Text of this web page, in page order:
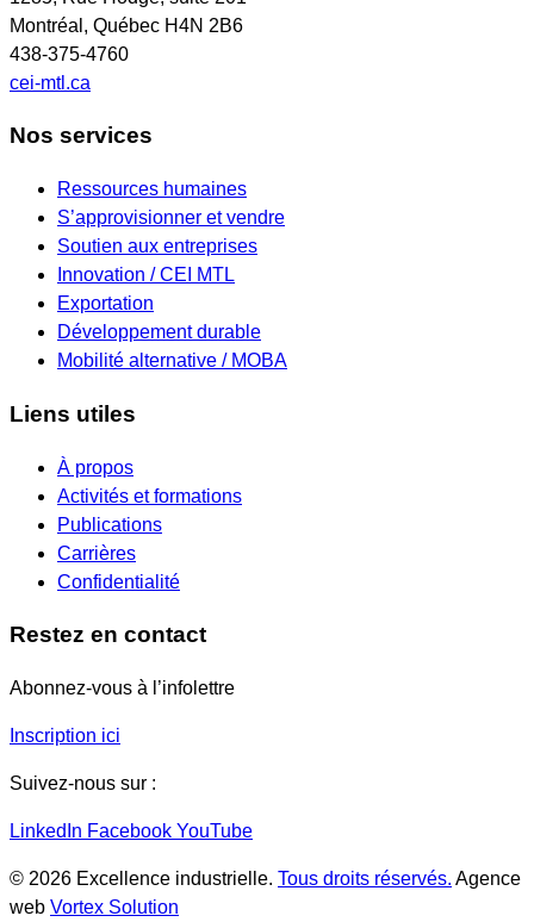
Montréal, Québec H4N 2B6
438-375-4760
cei-mtl.ca
Nos services
Ressources humaines
S’approvisionner et vendre
Soutien aux entreprises
Innovation / CEI MTL
Exportation
Développement durable
Mobilité alternative / MOBA
Liens utiles
À propos
Activités et formations
Publications
Carrières
Confidentialité
Restez en contact
Abonnez-vous à l’infolettre
Inscription ici
Suivez-nous sur :
LinkedIn Facebook YouTube
© 2026 Excellence industrielle. Tous droits réservés. Agence
web Vortex Solution